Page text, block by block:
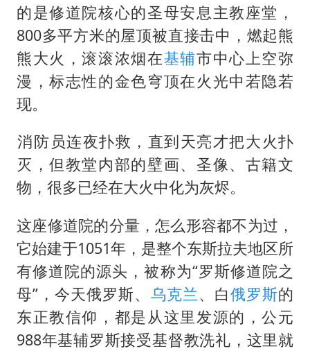
男子杀人后逃进深山21年活得像野人
985博士后被曝在妻子孕期出轨后续
公司“上四休三”但要降薪1000元
的是修道院核心的圣母安息主教座堂，
800多平方米的屋顶被直接击中，燃起熊
熊大火，滚滚浓烟在基辅市中心上空弥
漫，标志性的金色穹顶在火光中若隐若
现。
​消防员连夜扑救，直到天亮才把大火扑
灭，但教堂内部的壁画、圣像、古籍文
物，很多已经在大火中化为灰烬。
​这座修道院的分量，怎么形容都不为过，
它始建于1051年，是整个东斯拉夫地区所
有修道院的源头，被称为“罗斯修道院之
母”，今天俄罗斯、 乌克兰、白俄罗斯的
东正教信仰，都是从这里发源的，公元
988年基辅罗斯接受基督教洗礼，这里就